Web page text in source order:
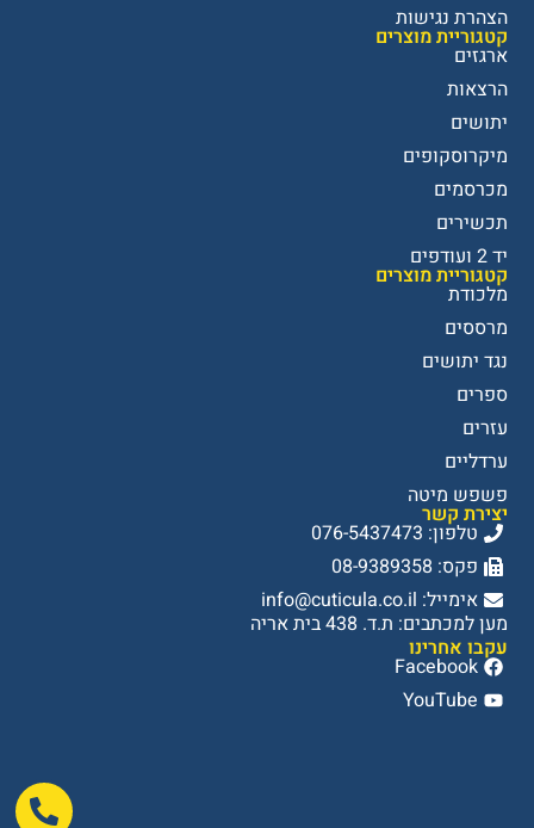
הצהרת נגישות
קטגוריית מוצרים
ארגזים
הרצאות
יתושים
מיקרוסקופים
מכרסמים
תכשירים
יד 2 ועודפים
קטגוריית מוצרים
מלכודת
מרססים
נגד יתושים
ספרים
עזרים
ערדליים
פשפש מיטה
יצירת קשר
טלפון: 076-5437473
פקס: 08-9389358
אימייל: info@cuticula.co.il
מען למכתבים: ת.ד. 438 בית אריה
עקבו אחרינו
Facebook
YouTube